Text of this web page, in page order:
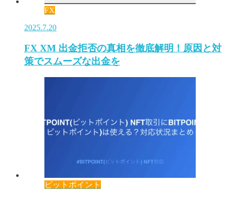
FX
2025.7.20
FX XM 出金拒否の真相を徹底解明！原因と対
策でスムーズな出金を
ビットポイント